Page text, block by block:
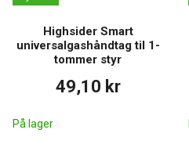
Highsider Smart
universalgashåndtag til 1-
tommer styr
49,10 kr
På lager